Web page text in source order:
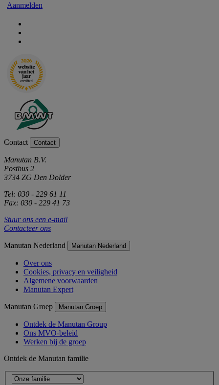
Aanmelden
Contact Contact
Manutan B.V.
Postbus 2
3734 ZG Den Dolder
Tel: 030 - 229 61 11
Fax: 030 - 229 41 73
Stuur ons een e-mail
Contacteer ons
Manutan Nederland Manutan Nederland
Over ons
Cookies, privacy en veiligheid
Algemene voorwaarden
Manutan Expert
Manutan Groep Manutan Groep
Ontdek de Manutan Group
Ons MVO-beleid
Werken bij de groep
Ontdek de Manutan familie